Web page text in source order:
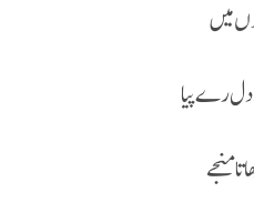
میں
دل رے پیا
منجے